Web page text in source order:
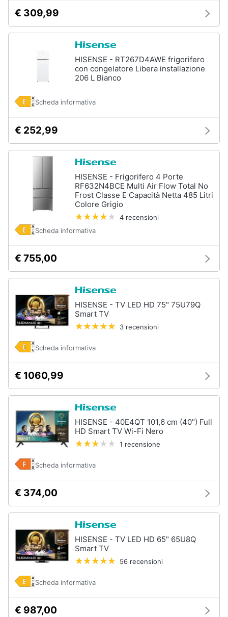
€ 309,99
HISENSE - RT267D4AWE frigorifero
con congelatore Libera installazione
206 L Bianco
Scheda informativa
€ 252,99
HISENSE - Frigorifero 4 Porte
RF632N4BCE Multi Air Flow Total No
Frost Classe E Capacità Netta 485 Litri
Colore Grigio
4 recensioni
Scheda informativa
€ 755,00
HISENSE - TV LED HD 75" 75U79Q
Smart TV
3 recensioni
Scheda informativa
€ 1060,99
HISENSE - 40E4QT 101,6 cm (40") Full
HD Smart TV Wi-Fi Nero
1 recensione
Scheda informativa
€ 374,00
HISENSE - TV LED HD 65" 65U8Q
Smart TV
56 recensioni
Scheda informativa
€ 987,00